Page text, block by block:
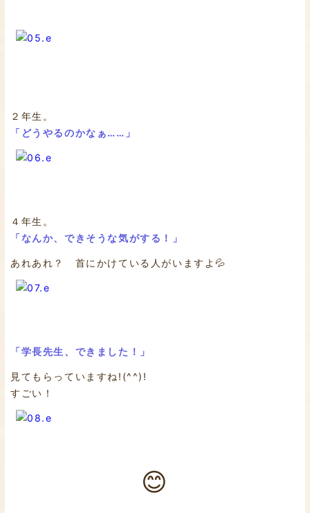
２年生。
「どうやるのかなぁ……」
４年生。
「なんか、できそうな気がする！」
あれあれ？ 首にかけている人がいますよ💦
「学長先生、できました！」
見てもらっていますね!(^^)!
すごい！
😊